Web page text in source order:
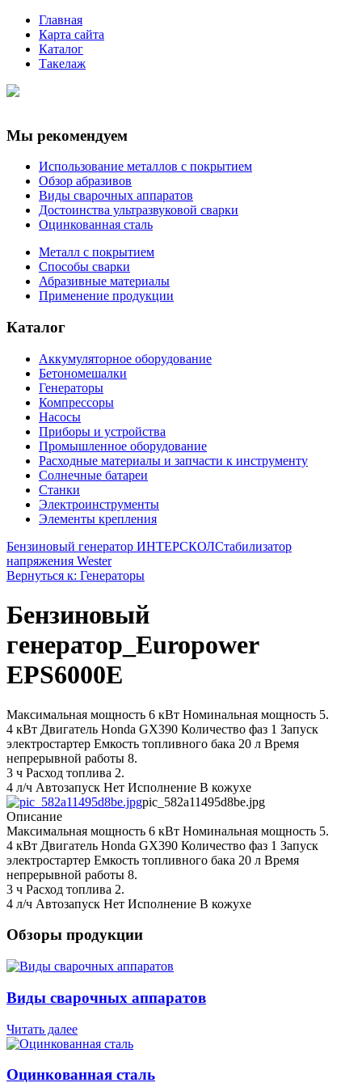
Главная
Карта сайта
Каталог
Такелаж
Мы рекомендуем
Использование металлов с покрытием
Обзор абразивов
Виды сварочных аппаратов
Достоинства ультразвуковой сварки
Оцинкованная сталь
Металл с покрытием
Способы сварки
Абразивные материалы
Применение продукции
Каталог
Аккумуляторное оборудование
Бетономешалки
Генераторы
Компрессоры
Насосы
Приборы и устройства
Промышленное оборудование
Расходные материалы и запчасти к инструменту
Солнечные батареи
Станки
Электроинструменты
Элементы крепления
Бензиновый генератор ИНТЕРСКОЛСтабилизатор
напряжения Wester
Вернуться к: Генераторы
Бензиновый
генератор_Europower
EPS6000E
Максимальная мощность 6 кВт Номинальная мощность 5.
4 кВт Двигатель Honda GX390 Количество фаз 1 Запуск
электростартер Емкость топливного бака 20 л Время
непрерывной работы 8.
3 ч Расход топлива 2.
4 л/ч Автозапуск Нет Исполнение В кожухе
pic_582a11495d8be.jpg
Описание
Максимальная мощность 6 кВт Номинальная мощность 5.
4 кВт Двигатель Honda GX390 Количество фаз 1 Запуск
электростартер Емкость топливного бака 20 л Время
непрерывной работы 8.
3 ч Расход топлива 2.
4 л/ч Автозапуск Нет Исполнение В кожухе
Обзоры продукции
Виды сварочных аппаратов
Читать далее
Оцинкованная сталь